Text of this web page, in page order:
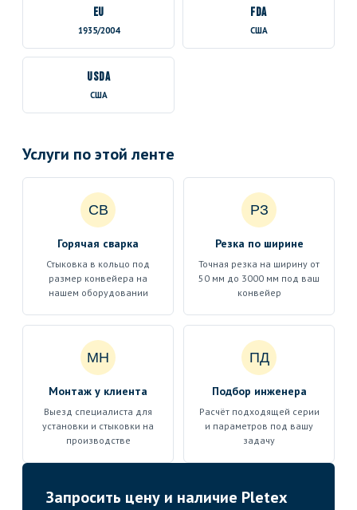
EU
1935/2004
FDA
США
USDA
США
Услуги по этой ленте
СВ
Горячая сварка
Стыковка в кольцо под
размер конвейера на
нашем оборудовании
РЗ
Резка по ширине
Точная резка на ширину от
50 мм до 3000 мм под ваш
конвейер
МН
Монтаж у клиента
Выезд специалиста для
установки и стыковки на
производстве
ПД
Подбор инженера
Расчёт подходящей серии
и параметров под вашу
задачу
Запросить цену и наличие Pletex